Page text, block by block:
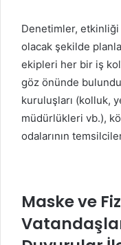
Denetimler,
olacak şekilde
ekipleri her bir iş
göz önünde
kuruluşları (kolluk,
müdürlükleri vb.),
odalarının
Maske ve